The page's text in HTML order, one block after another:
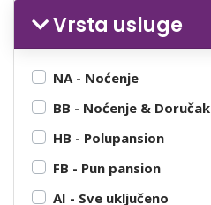
Vrsta usluge
NA - Noćenje
BB - Noćenje & Doručak
HB - Polupansion
FB - Pun pansion
AI - Sve uključeno